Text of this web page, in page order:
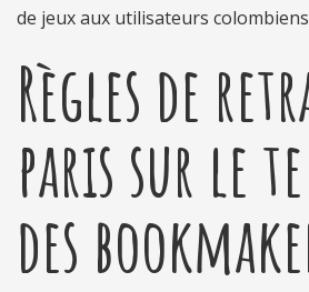
de jeux aux utilisateurs
Règles de
paris sur le
des